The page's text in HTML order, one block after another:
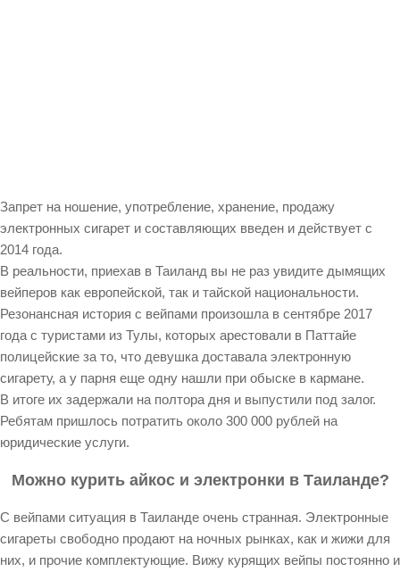
Запрет на ношение, употребление, хранение, продажу
электронных сигарет и составляющих введен и действует с
2014 года.
В реальности, приехав в Таиланд вы не раз увидите дымящих
вейперов как европейской, так и тайской национальности.
Резонансная история с вейпами произошла в сентябре 2017
года с туристами из Тулы, которых арестовали в Паттайе
полицейские за то, что девушка доставала электронную
сигарету, а у парня еще одну нашли при обыске в кармане.
В итоге их задержали на полтора дня и выпустили под залог.
Ребятам пришлось потратить около 300 000 рублей на
юридические услуги.
Можно курить айкос и электронки в Таиланде?
С вейпами ситуация в Таиланде очень странная. Электронные
сигареты свободно продают на ночных рынках, как и жижи для
них, и прочие комплектующие. Вижу курящих вейпы постоянно и